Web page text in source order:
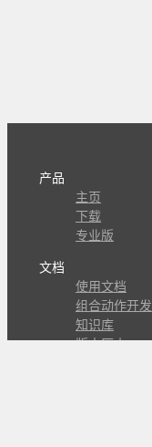
产品
主页
下载
专业版
文档
使用文档
组合动作开发
知识库